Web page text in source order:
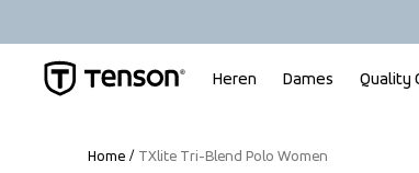
Heren Dames Quality
Home TXlite Tri-Blend Polo Women